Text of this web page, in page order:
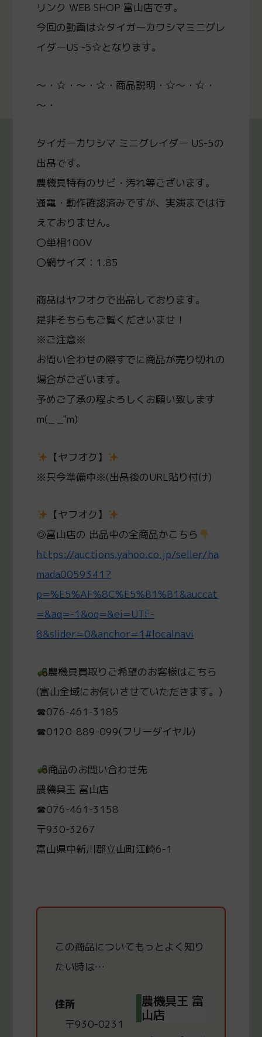
リンク WEB SHOP 富山店です。
今回の動画は☆タイガーカワシマミニグレ
イダーUS -5☆となります。
～・☆・～・☆・商品説明・☆～・☆・
～・
タイガーカワシマ ミニグレイダー US-5の
出品です。
農機具特有のサビ・汚れ等ございます。
通電・動作確認済みですが、実演までは行
えておりません。
〇単相100V
〇網サイズ：1.85
商品はヤフオクで出品しております。
是非そちらもご覧くださいませ！
※ご注意※
お問い合わせの際すでに商品が売り切れの
場合がございます。
予めご了承の程よろしくお願い致します
m(_ _"m)
【ヤフオク】
※只今準備中※(出品後のURL貼り付け)
【ヤフオク】
◎富山店の 出品中の全商品かこちら
https://auctions.yahoo.co.jp/seller/ha
mada0059341?
p=%E5%AF%8C%E5%B1%B1&auccat
=&aq=-1&oq=&ei=UTF-
8&slider=0&anchor=1#localnavi
農機具買取りご希望のお客様はこちら
(富山全域にお伺いさせていただきます。)
☎076-461-3185
☎0120-889-099(フリーダイヤル)
商品のお問い合わせ先
農機具王 富山店
☎076-461-3158
〒930-3267
富山県中新川郡立山町江崎6-1
この商品についてもっと よく知り
たい時は…
住所
〒930-0231
農機具王 富
山店